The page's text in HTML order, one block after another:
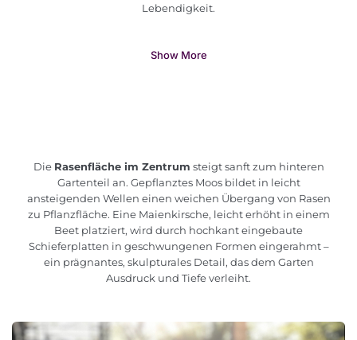
Lebendigkeit.
Show More
Die Rasenfläche im Zentrum steigt sanft zum hinteren
Gartenteil an. Gepflanztes Moos bildet in leicht
ansteigenden Wellen einen weichen Übergang von Rasen
zu Pflanzfläche. Eine Maienkirsche, leicht erhöht in einem
Beet platziert, wird durch hochkant eingebaute
Schieferplatten in geschwungenen Formen eingerahmt –
ein prägnantes, skulpturales Detail, das dem Garten
Ausdruck und Tiefe verleiht.